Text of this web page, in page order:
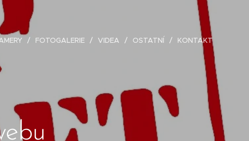
FOTOGALERIE VIDEA OSTATNÍ KONTAKT